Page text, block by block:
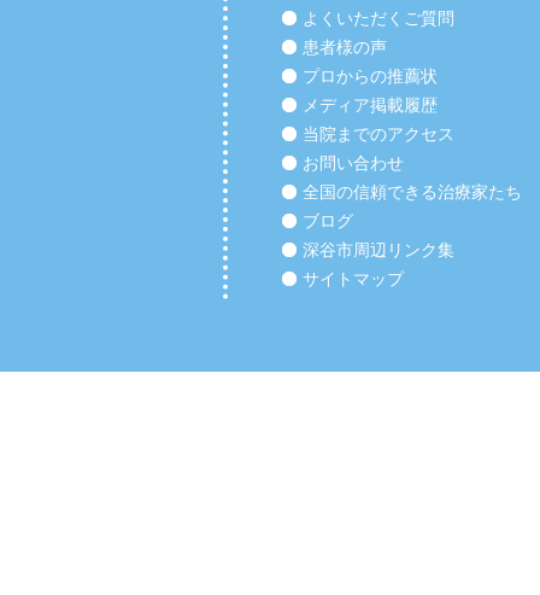
よくいただくご質問
患者様の声
プロからの推薦状
メディア掲載履歴
当院までのアクセス
お問い合わせ
全国の信頼できる治療家たち
ブログ
深谷市周辺リンク集
サイトマップ